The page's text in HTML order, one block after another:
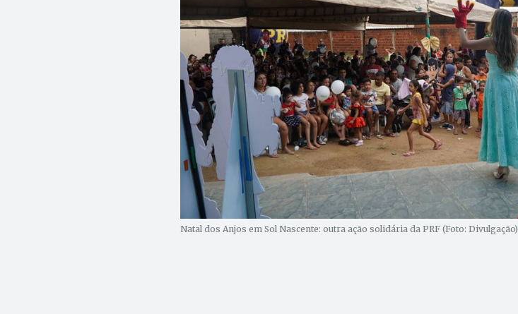
Natal dos Anjos em Sol Nascente: outra ação solidária da PRF (Foto: Divulgação)